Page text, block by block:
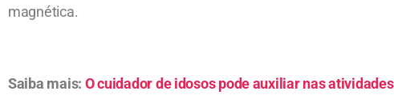
magnética.
Saiba mais: O cuidador de idosos pode auxiliar nas